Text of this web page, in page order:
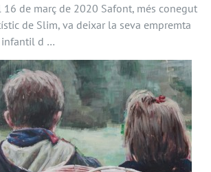
16 de març de 2020 Safont, més conegut
de Slim, va deixar la seva empremta
infantil d …